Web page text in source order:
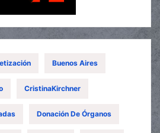
Buenos Aires
CristinaKirchner
Donación De Órganos